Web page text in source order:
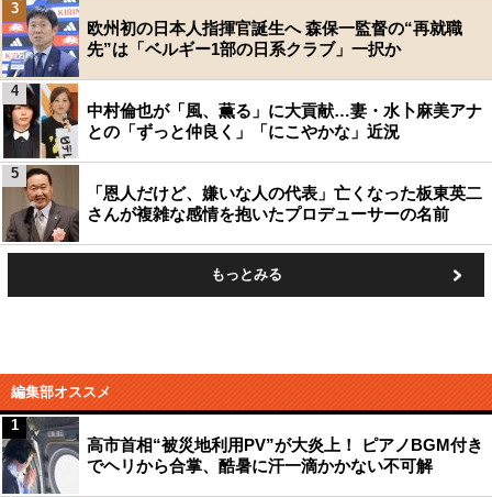
欧州初の日本人指揮官誕生へ 森保一監督の“再就職
先”は「ベルギー1部の日系クラブ」一択か
3
中村倫也が「風、薫る」に大貢献…妻・水卜麻美アナ
との「ずっと仲良く」「にこやかな」近況
4
「恩人だけど、嫌いな人の代表」亡くなった板東英二
さんが複雑な感情を抱いたプロデューサーの名前
5
もっとみる
編集部オススメ
高市首相“被災地利用PV”が大炎上！ ピアノBGM付き
でヘリから合掌、酷暑に汗一滴かかない不可解
1